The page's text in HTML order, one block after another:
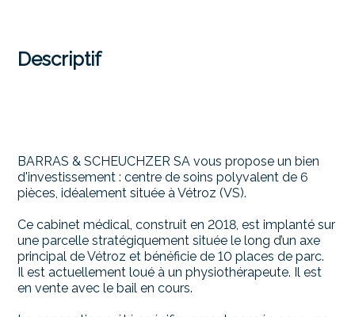
Descriptif
BARRAS & SCHEUCHZER SA vous propose un bien
d'investissement : centre de soins polyvalent de 6
pièces, idéalement située à Vétroz (VS).
Ce cabinet médical, construit en 2018, est implanté sur
une parcelle stratégiquement située le long d’un axe
principal de Vétroz et bénéficie de 10 places de parc.
Il est actuellement loué à un physiothérapeute. Il est
en vente avec le bail en cours.